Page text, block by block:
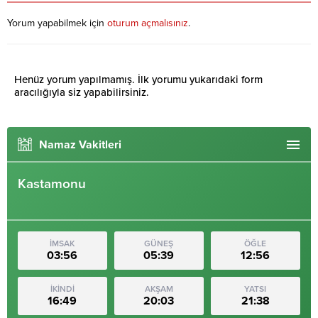
Yorum yapabilmek için oturum açmalısınız.
Henüz yorum yapılmamış. İlk yorumu yukarıdaki form
aracılığıyla siz yapabilirsiniz.
Namaz Vakitleri
Kastamonu
İMSAK
03:56
GÜNEŞ
05:39
ÖĞLE
12:56
İKİNDİ
16:49
AKŞAM
20:03
YATSI
21:38